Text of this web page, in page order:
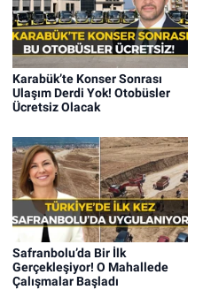
Karabük’te Konser Sonrası
Ulaşım Derdi Yok! Otobüsler
Ücretsiz Olacak
Safranbolu’da Bir İlk
Gerçekleşiyor! O Mahallede
Çalışmalar Başladı